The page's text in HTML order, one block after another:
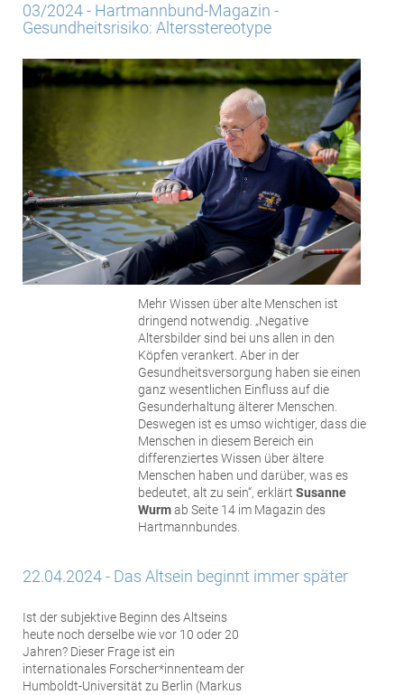
03/2024 - Hartmannbund-Magazin -
Gesundheitsrisiko: Altersstereotype
Mehr Wissen über alte Menschen ist
dringend notwendig. „Negative
Altersbilder sind bei uns allen in den
Köpfen verankert. Aber in der
Gesundheitsversorgung haben sie einen
ganz wesentlichen Einfluss auf die
Gesunderhaltung älterer Menschen.
Deswegen ist es umso wichtiger, dass die
Menschen in diesem Bereich ein
differenziertes Wissen über ältere
Menschen haben und darüber, was es
bedeutet, alt zu sein“, erklärt Susanne
Wurmab Seite 14 im Magazin des
Hartmannbundes.
22.04.2024 - Das Altsein beginnt immer später
Ist der subjektive Beginn des Altseins
heute noch derselbe wie vor 10 oder 20
Jahren? Dieser Frage ist ein
internationales Forscher*innenteam der
Humboldt-Universität zu Berlin (Markus